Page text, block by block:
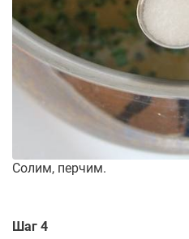
Солим, перчим.
Шаг 4